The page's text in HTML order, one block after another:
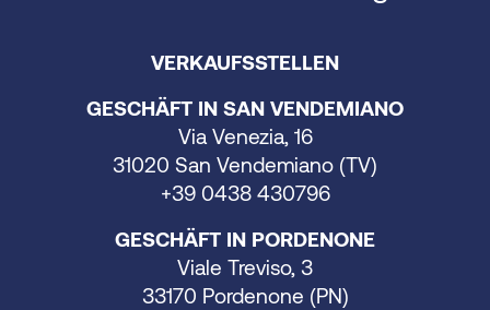
VERKAUFSSTELLEN
GESCHÄFT IN SAN VENDEMIANO
Via Venezia, 16
31020 San Vendemiano (TV)
+39 0438 430796
GESCHÄFT IN PORDENONE
Viale Treviso, 3
33170 Pordenone (PN)